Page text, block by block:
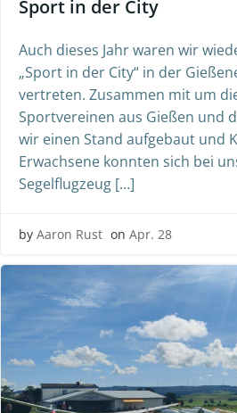
Sport in der City
Auch dieses Jahr waren wir
„Sport in der City“ in der
vertreten. Zusammen mit um
Sportvereinen aus Gießen und
wir einen Stand aufgebaut und
Erwachsene konnten sich bei
Segelflugzeug […]
by Aaron Rust on Apr. 28